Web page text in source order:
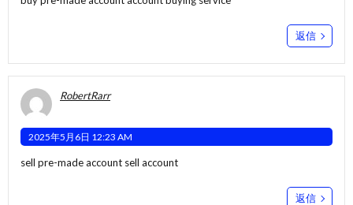
返信
RobertRarr
2025年5月6日 12:23 AM
sell pre-made account sell account
返信